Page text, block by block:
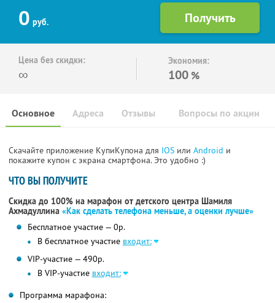
0 руб.
Цена без скидки:
∞
Экономия:
100 %
Основное Отзывы Вопросы по акции
Адреса
Скачайте приложение КупиКупона для IOS или Android и
покажите купон с экрана смартфона. Это удобно :)
ЧТО ВЫ ПОЛУЧИТЕ
Скидка до 100% на марафон от детского центра Шамиля
Ахмадуллина «Как сделать телефона меньше, а оценки лучше»
Бесплатное участие — 0р.
В бесплатное участие входит:
VIP-участие — 490р.
В VIP-участие входит:
Программа марафона: